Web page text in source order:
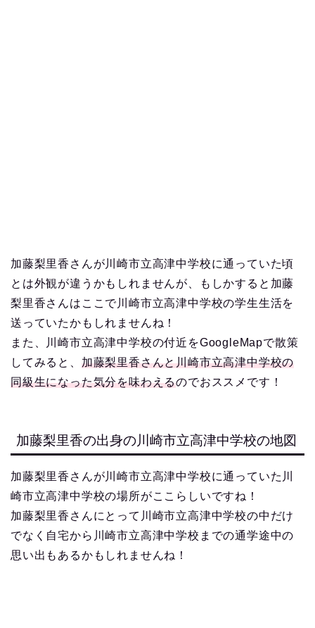
加藤梨里香さんが川崎市立高津中学校に通っていた頃
とは外観が違うかもしれませんが、もしかすると加藤
梨里香さんはここで川崎市立高津中学校の学生生活を
送っていたかもしれませんね！
また、川崎市立高津中学校の付近をGoogleMapで散策
してみると、 加藤梨里香さんと川崎市立高津中学校の
同級生になった気分を味わえるのでおススメです！
加藤梨里香の出身の川崎市立高津中学校の地図
加藤梨里香さんが川崎市立高津中学校に通っていた川
崎市立高津中学校の場所がここらしいですね！
加藤梨里香さんにとって川崎市立高津中学校の中だけ
でなく自宅から川崎市立高津中学校までの通学途中の
思い出もあるかもしれませんね！